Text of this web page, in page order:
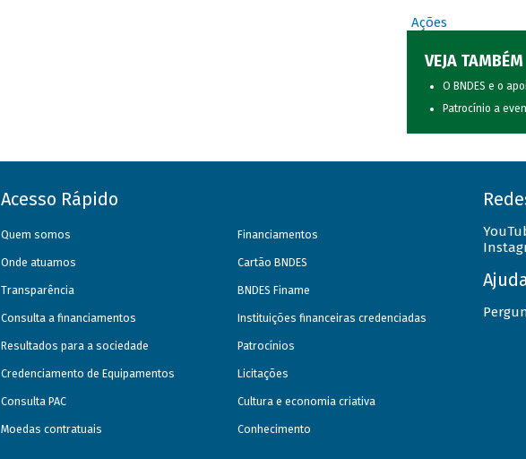
Ações
VEJA TAMBÉM
O BNDES e o
Patrocínio a
Acesso Rápido
Quem somos
Onde atuamos
Transparência
Consulta a financiamentos
Resultados para a sociedade
Credenciamento de Equipamentos
Consulta PAC
Moedas contratuais
Financiamentos
Cartão BNDES
BNDES Finame
Instituições financeiras credenciadas
Patrocínios
Licitações
Cultura e economia criativa
Conhecimento